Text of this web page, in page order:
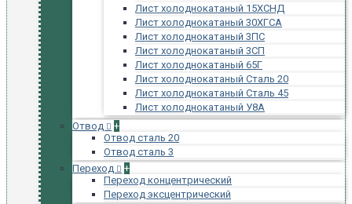
Лист холоднокатаный 15ХСНД
Лист холоднокатаный 30ХГСА
Лист холоднокатаный 3ПС
Лист холоднокатаный 3СП
Лист холоднокатаный 65Г
Лист холоднокатаный Сталь 20
Лист холоднокатаный Сталь 45
Лист холоднокатаный У8А
Отвод
+
Отвод сталь 20
Отвод сталь 3
Переход
+
Переход концентрический
Переход эксцентрический